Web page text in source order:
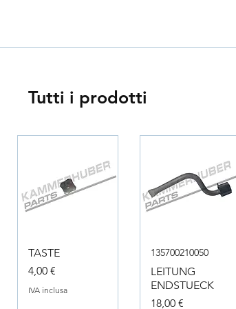
Tutti i prodotti
TASTE
Prezzo
4,00 €
IVA inclusa
135700210050
LEITUNG
ENDSTUECK
Prezzo
18,00 €